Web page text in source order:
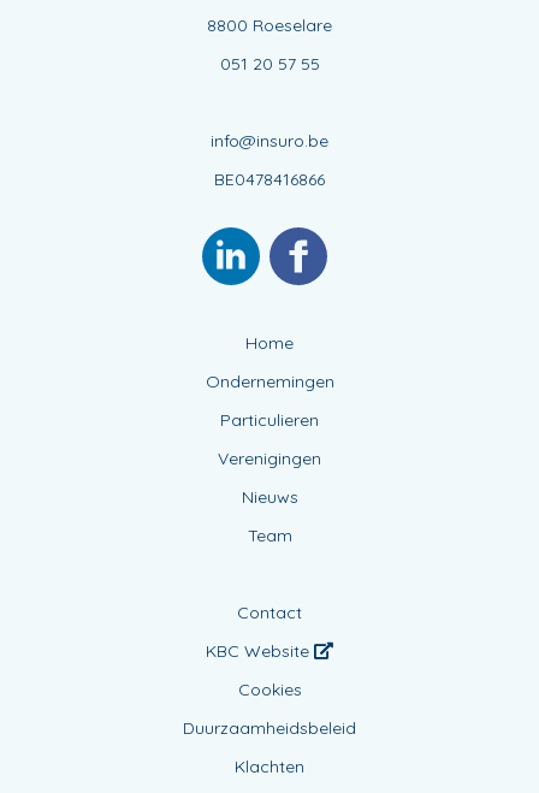
8800 Roeselare
051 20 57 55
info@insuro.be
BE0478416866
Home
Ondernemingen
Particulieren
Verenigingen
Nieuws
Team
Contact
KBC Website
Cookies
Duurzaamheidsbeleid
Klachten